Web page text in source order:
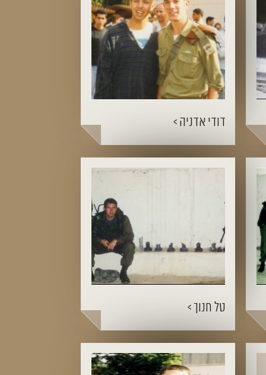
דודי אדניה >
טל חנוך >